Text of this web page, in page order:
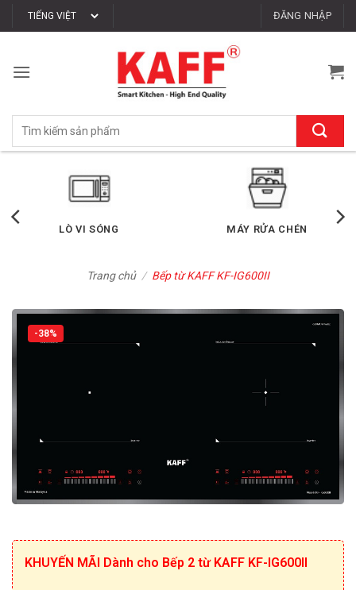
qua
dung
ĐĂNG NHẬP
Tìm
LÒ VI SÓNG MÁY RỬA CHÉN
Trang chủ / Bếp từ KAFF KF-IG600II
-38%
KHUYẾN MÃI Dành cho Bếp 2 từ KAFF KF-IG600II